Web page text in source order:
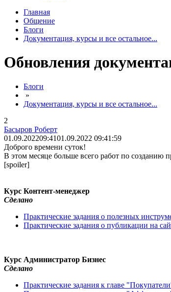
Главная
Общение
Блоги
Документация, курсы и все остальное...
Обновления
Блоги
»
Документация, курсы и все остальное...
2
Басыров Роберт
01.09.202209:4101.09.2022 09:41:59
Доброго времени суток!
В этом месяце больше всего работ по созданию
[spoiler]
Курс Контент-менеджер
Сделано
Практические задания о полезных
Практические задания о публикации на
Курс Администратор Бизнес
Сделано
Практические задания к главе